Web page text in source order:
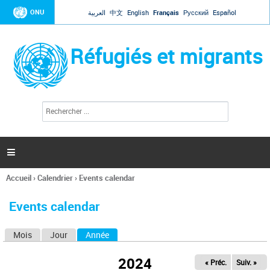
Jump to navigation
ONU العربية 中文 English Français Русский Español
Réfugiés et migrants
l
c
h
e

Vous
ici
Accueil›Calendrier› Events calendar
Events calendar
Mois Jour Année
2024 « Préc. Suiv. »